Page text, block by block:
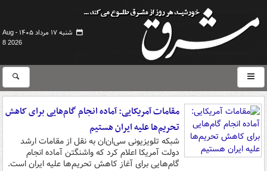
شنبه ۱۷ مرداد ۱۴۰۵ -
Aug
8 2026
مقامات آمریکایی: آماده انجام گام‌هایی برای کاهش
تحریم‌ها علیه ایران هستیم
شبکه تلویزیونی سی‌ان‌ان به نقل از مقامات ارشد
دولت آمریکا اعلام کرد که واشنگتن آماده انجام
گام‌هایی برای آغاز کاهش تحریم‌ها علیه ایران است.